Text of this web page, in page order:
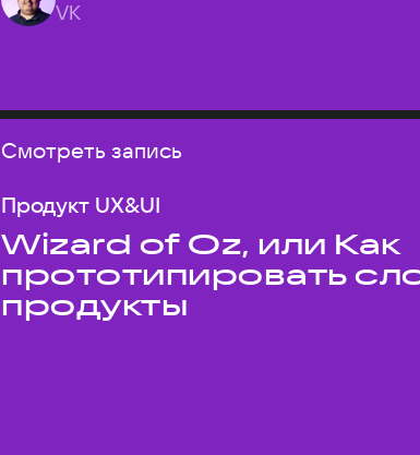
VK
Смотреть запись
Продукт UX&UI
Wizard of Oz, или Как
прототипировать
продукты